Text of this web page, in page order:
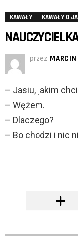
KAWAŁY KAWAŁY O
przez MARCIN
– Jasiu, jakim
– Wężem.
– Dlaczego?
– Bo chodzi i nic